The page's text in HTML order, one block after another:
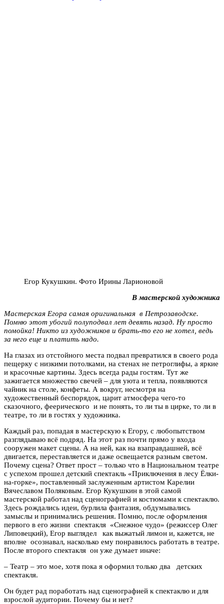
Егор Кукушкин. Фото Ирины Ларионовой
В мастерской художника
Мастерская Егора самая оригинальная в Петрозаводске.
Помню этот убогий полуподвал лет девять назад. Ну просто
помойка! Никто из художников и брать-то его не хотел, ведь
за него еще и платить надо.
На глазах из отстойного места подвал превратился в своего рода
пещерку с низкими потолками, на стенах не петроглифы, а яркие
и красочные картины. Здесь всегда рады гостям. Тут же
зажигается множество свечей – для уюта и тепла, появляются
чайник на столе, конфеты. А вокруг, несмотря на
художественный беспорядок, царит атмосфера чего-то
сказочного, феерического и не понять, то ли ты в цирке, то ли в
театре, то ли в гостях у художника.
Каждый раз, попадая в мастерскую к Егору, с любопытством
разглядываю всё подряд. На этот раз почти прямо у входа
сооружен макет сцены. А на ней, как на взаправдашней, всё
двигается, переставляется и даже освещается разным светом.
Почему сцена? Ответ прост – только что в Национальном театре
с успехом прошел детский спектакль «Приключения в лесу Ёлки-
на-горке», поставленный заслуженным артистом Карелии
Вячеславом Поляковым. Егор Кукушкин в этой самой
мастерской работал над сценографией и костюмами к спектаклю.
Здесь рождались идеи, бурлила фантазия, обдумывались
замыслы и принимались решения. Помню, после оформления
первого в его жизни спектакля «Снежное чудо» (режиссер Олег
Липовецкий), Егор выглядел как выжатый лимон и, кажется, не
вполне осознавал, насколько ему понравилось работать в театре.
После второго спектакля он уже думает иначе:
– Театр – это мое, хотя пока я оформил только два детских
спектакля.
Он будет рад поработать над сценографией к спектаклю и для
взрослой аудитории. Почему бы и нет?